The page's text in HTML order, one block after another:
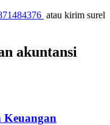
atau kirim surel
akuntansi
Keuangan